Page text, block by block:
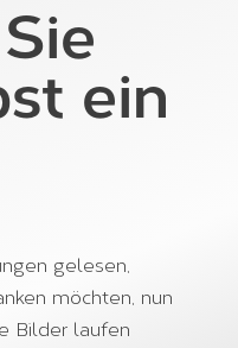
ein
gelesen,
möchten, nun
Bilder laufen